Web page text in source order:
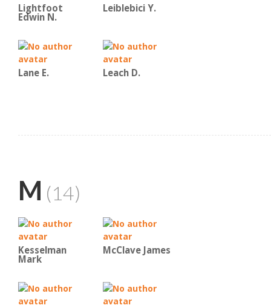
Lightfoot
Edwin N.
Leiblebici Y.
Lane E. Leach D.
M (14)
Kesselman
Mark
McClave James